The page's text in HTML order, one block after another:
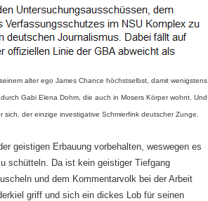
alter ego James Chance höchstselbst, damit wenigstens
Gabi Elena Dohm, die auch in Mosers Körper wohnt. Und
der einzige investigative Schmierfink deutscher Zunge.
geistigen Erbau­ung vorbehalten, weswegen es
schütteln. Da ist kein geistiger Tiefgang
und dem Kommentarvolk bei der Arbeit
griff und sich ein dickes Lob für seinen